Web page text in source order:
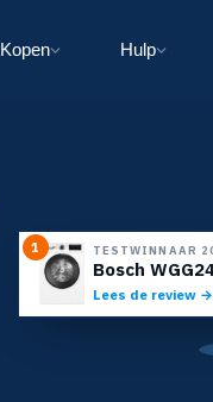
Kopen Hulp
1 TESTWINNAAR
Bosch
Lees de review →